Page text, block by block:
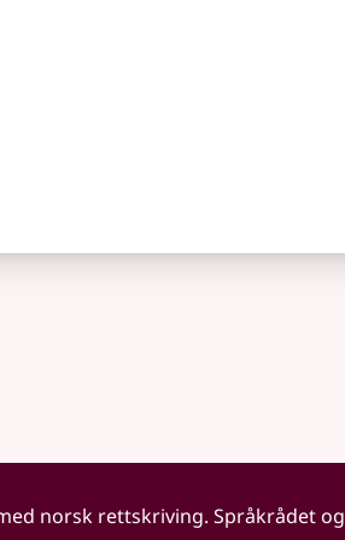
norsk rettskriving. Språkrådet og